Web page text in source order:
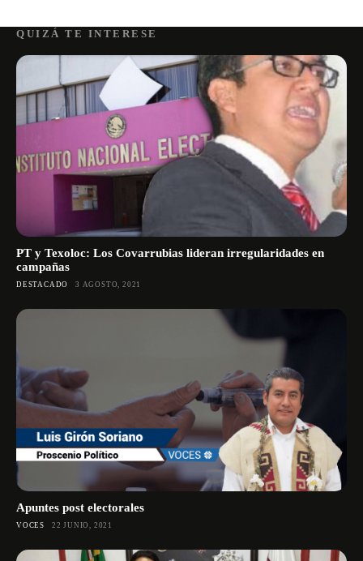
QUIZÁ TE INTERESE
PT y Texoloc: Los Covarrubias lideran irregularidades en
campañas
DESTACADO 3 AGOSTO, 2021
Apuntes post electorales
VOCES 22 JUNIO, 2021